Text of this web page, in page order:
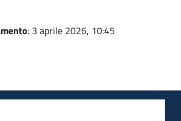
: 3 aprile 2026, 10:45